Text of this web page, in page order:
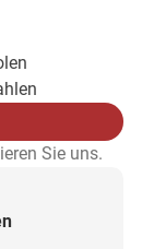
Sie uns.